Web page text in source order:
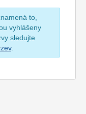
to,
vyhlášeny
sledujte
.